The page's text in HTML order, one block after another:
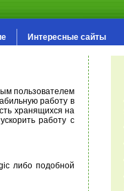
Интересные сайты
пользователем
работу в
хранящихся на
работу с
либо подобной